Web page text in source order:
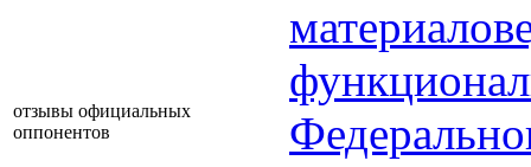
отзывы официальных
оппонентов